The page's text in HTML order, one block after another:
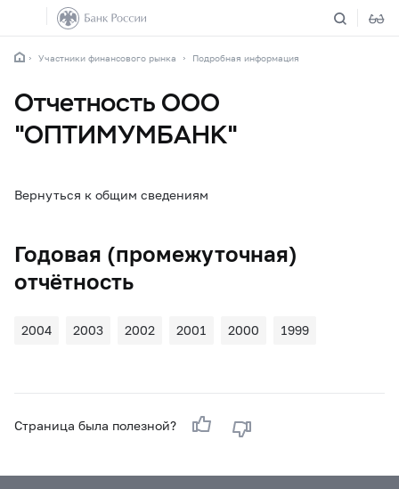
Участники финансового рынка Подробная информация
Отчетность ООО
"ОПТИМУМБАНК"
Вернуться к общим сведениям
Годовая (промежуточная)
отчётность
2004 2003 2002 2001 2000 1999
Страница была полезной?